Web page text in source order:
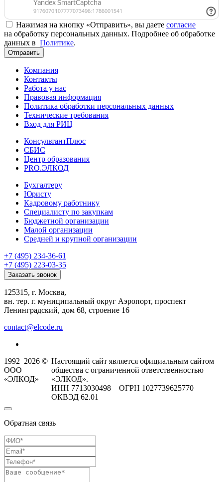
Нажимая на кнопку «Отправить», вы даете согласие
на обработку персональных данных. Подробнее об обработке
данных в Политике.
Отправить
Компания
Контакты
Работа у нас
Правовая информация
Политика обработки персональных данных
Технические требования
Вход для РИЦ
КонсультантПлюс
СБИС
Центр образования
PRO.ЭЛКОД
Бухгалтеру
Юристу
Кадровому работнику
Специалисту по закупкам
Бюджетной организации
Малой организации
Средней и крупной организации
+7 (495) 234-36-61
+7 (495) 223-03-35
Заказать звонок
125315, г. Москва,
вн. тер. г. муниципальный округ Аэропорт, проспект
Ленинградский, дом 68, строение 16
contact@elcode.ru
1992–2026 ©
ООО
«ЭЛКОД»
Настоящий сайт является официальным сайтом
общества с ограниченной ответственностью
«ЭЛКОД».
ИНН 7713030498 ОГРН 1027739625770
ОКВЭД 62.01
Обратная связь